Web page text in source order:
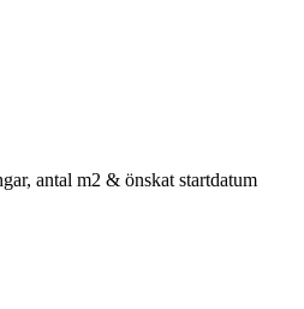
antal m2 & önskat startdatum